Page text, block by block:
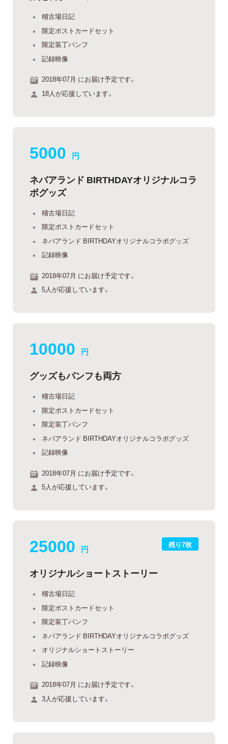
稽古場日記
限定ポストカードセット
限定装丁パンフ
記録映像
2018年07月 にお届け予定です。
18人が応援しています。
5000 円
ネバアランド BIRTHDAYオリジナルコラ
ボグッズ
稽古場日記
限定ポストカードセット
ネバアランド BIRTHDAYオリジナルコラボグッズ
記録映像
2018年07月 にお届け予定です。
5人が応援しています。
10000 円
グッズもパンフも両方
稽古場日記
限定ポストカードセット
限定装丁パンフ
ネバアランド BIRTHDAYオリジナルコラボグッズ
記録映像
2018年07月 にお届け予定です。
5人が応援しています。
残り7枚
25000 円
オリジナルショートストーリー
稽古場日記
限定ポストカードセット
限定装丁パンフ
ネバアランド BIRTHDAYオリジナルコラボグッズ
オリジナルショートストーリー
記録映像
2018年07月 にお届け予定です。
3人が応援しています。